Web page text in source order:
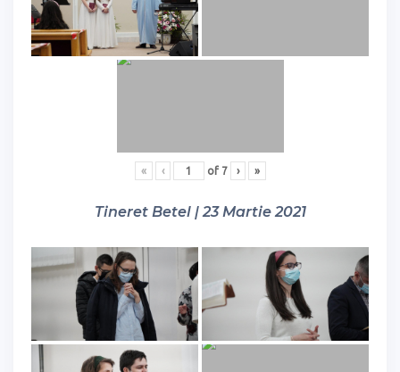
« ‹ of 7 › »
Tineret Betel | 23 Martie 2021